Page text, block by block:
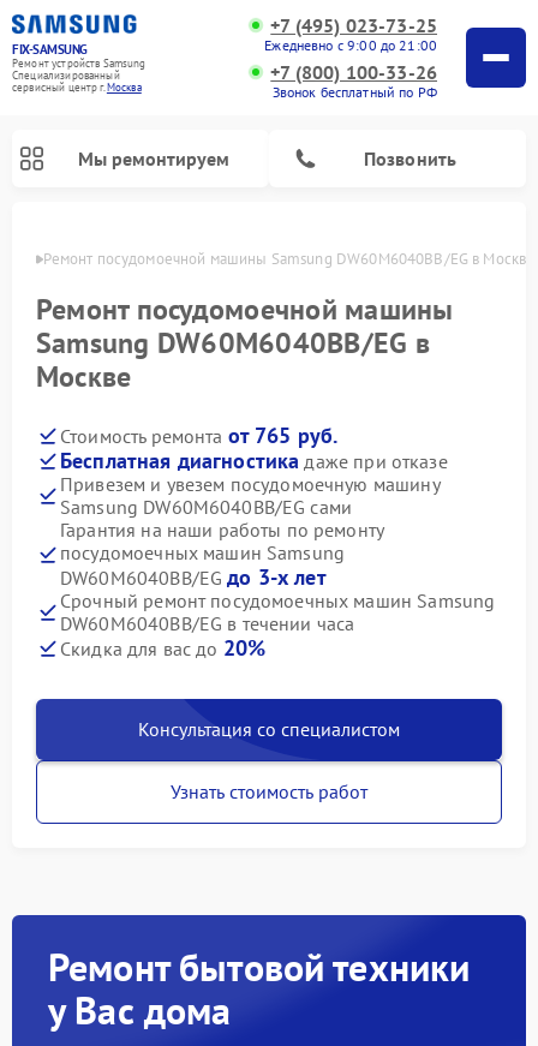
FIX-SAMSUNG
Ремонт устройств Samsung
Специализированный
cервисный центр г.Москва
+7 (495) 023-73-25
Ежедневно с 9:00 до 21:00
+7 (800) 100-33-26
Звонок бесплатный по РФ
Мы ремонтируем Позвонить
Ремонт посудомоечной машины Samsung DW60M6040BB/EG в Москве
Ремонт посудомоечной машины
Samsung DW60M6040BB/EG в
Москве
Стоимость ремонта от 765 руб.
Бесплатная диагностика даже при отказе
Привезем и увезем посудомоечную машину
Samsung DW60M6040BB/EG сами
Гарантия на наши работы по ремонту
посудомоечных машин Samsung
DW60M6040BB/EGдо 3-х лет
Срочный ремонт посудомоечных машин Samsung
DW60M6040BB/EG в течении часа
Скидка для вас до 20%
Консультация со специалистом
Узнать стоимость работ
Ремонт бытовой техники
у Вас дома